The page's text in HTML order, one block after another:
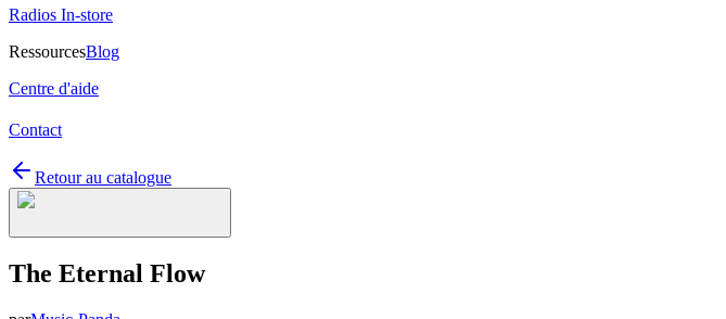
Radios In-store
RessourcesBlog
Centre d'aide
Contact
Retour au catalogue
The Eternal Flow